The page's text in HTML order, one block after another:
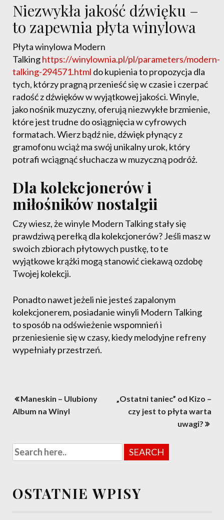
Niezwykła jakość dźwięku –
to zapewnia płyta winylowa
Płyta winylowa Modern
Talkinghttps://winylownia.pl/pl/parameters/modern-
talking-294571.html do kupienia to propozycja dla
tych, którzy pragną przenieść się w czasie i czerpać
radość z dźwięków w wyjątkowej jakości. Winyle,
jako nośnik muzyczny, oferują niezwykłe brzmienie,
które jest trudne do osiągnięcia w cyfrowych
formatach. Wierz bądź nie, dźwięk płynący z
gramofonu wciąż ma swój unikalny urok, który
potrafi wciągnąć słuchacza w muzyczną podróż.
Dla kolekcjonerów i
miłośników nostalgii
Czy wiesz, że winyle Modern Talking stały się
prawdziwą perełką dla kolekcjonerów? Jeśli masz w
swoich zbiorach płytowych pustkę, to te
wyjątkowe krążki mogą stanowić ciekawą ozdobę
Twojej kolekcji.
Ponadto nawet jeżeli nie jesteś zapalonym
kolekcjonerem, posiadanie winyli Modern Talking
to sposób na odświeżenie wspomnień i
przeniesienie się w czasy, kiedy melodyjne refreny
wypełniały przestrzeń.
Nawigacja
wpisu
Maneskin – Ulubiony
Album na Winyl
„Ostatni taniec” od Kizo –
czy jest to płyta warta
uwagi?
OSTATNIE WPISY